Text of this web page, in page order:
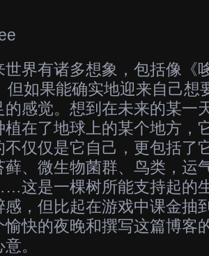
世界有诸多想象，包括像《
但如果能确实地迎来自己想
的感觉。想到在未来的某一
植在了地球上的某个地方，
不仅仅是它自己，更包括了
藓、微生物菌群、鸟类，运
这是一棵树所能支持起的
感，但比起在游戏中课金抽
愉快的夜晚和撰写这篇博客
。